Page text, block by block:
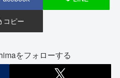
コピー
をフォローする